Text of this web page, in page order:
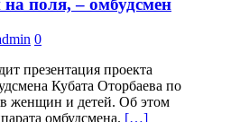
поля, – омбудсмен
0
презентация проекта
Кубата Оторбаева по
женщин и детей. Об этом
омбудсмена. […]